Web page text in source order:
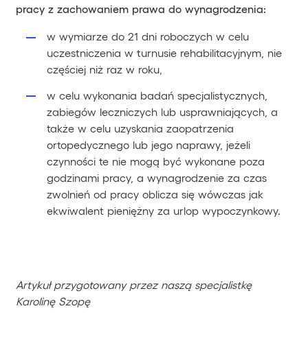
pracy z zachowaniem prawa do wynagrodzenia:
w wymiarze do 21 dni roboczych w celu
uczestniczenia w turnusie rehabilitacyjnym, nie
częściej niż raz w roku,
w celu wykonania badań specjalistycznych,
zabiegów leczniczych lub usprawniających, a
także w celu uzyskania zaopatrzenia
ortopedycznego lub jego naprawy, jeżeli
czynności te nie mogą być wykonane poza
godzinami pracy, a wynagrodzenie za czas
zwolnień od pracy oblicza się wówczas jak
ekwiwalent pieniężny za urlop wypoczynkowy.
Artykuł przygotowany przez naszą specjalistkę
Karolinę Szopę